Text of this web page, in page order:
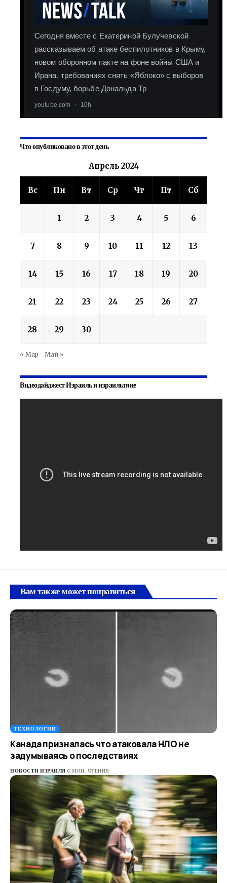
Что опубликовано в этот день
Апрель 2024
Вс Пн Вт Ср Чт Пт Сб
1 2 3 4 5 6
7 8 9 10 11 12 13
14 15 16 17 18 19 20
21 22 23 24 25 26 27
28 29 30
« Мар Май »
Видеодайджест Израиль и израильтяне
Вам также может понравиться
ТЕХНОЛОГИИ
Канада призналась что атаковала НЛО не
задумываясь о последствиях
НОВОСТИ ИЗРАИЛЯ 6 МИН. ЧТЕНИЯ